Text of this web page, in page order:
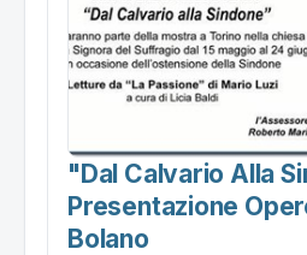
"dal Calvario Alla
Presentazione
Bolano